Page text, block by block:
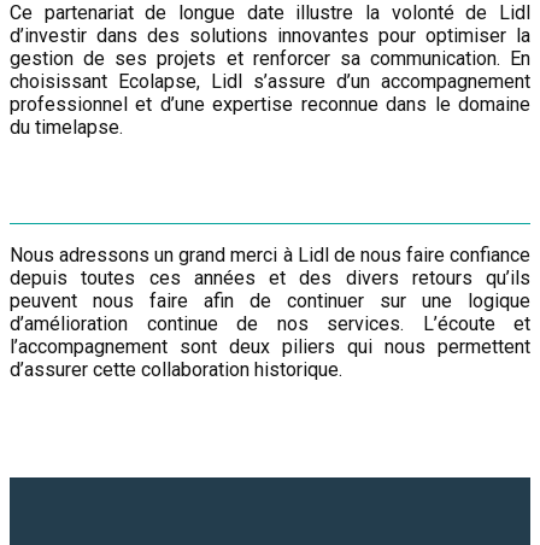
Ce partenariat de longue date illustre la volonté de Lidl
d’investir dans des solutions innovantes pour optimiser la
gestion de ses projets et renforcer sa communication. En
choisissant Ecolapse, Lidl s’assure d’un accompagnement
professionnel et d’une expertise reconnue dans le domaine
du timelapse.
Nous adressons un grand merci à Lidl de nous faire confiance
depuis toutes ces années et des divers retours qu’ils
peuvent nous faire afin de continuer sur une logique
d’amélioration continue de nos services. L’écoute et
l’accompagnement sont deux piliers qui nous permettent
d’assurer cette collaboration historique.